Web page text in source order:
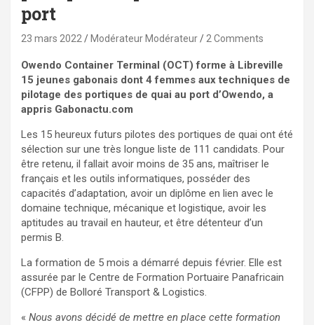
port
23 mars 2022 Modérateur Modérateur 2 Comments
Owendo Container Terminal (OCT) forme à Libreville
15 jeunes gabonais dont 4 femmes aux techniques de
pilotage des portiques de quai au port d’Owendo, a
appris Gabonactu.com
Les 15 heureux futurs pilotes des portiques de quai ont été
sélection sur une très longue liste de 111 candidats. Pour
être retenu, il fallait avoir moins de 35 ans, maîtriser le
français et les outils informatiques, posséder des
capacités d’adaptation, avoir un diplôme en lien avec le
domaine technique, mécanique et logistique, avoir les
aptitudes au travail en hauteur, et être détenteur d’un
permis B.
La formation de 5 mois a démarré depuis février. Elle est
assurée par le Centre de Formation Portuaire Panafricain
(CFPP) de Bolloré Transport & Logistics.
« Nous avons décidé de mettre en place cette formation